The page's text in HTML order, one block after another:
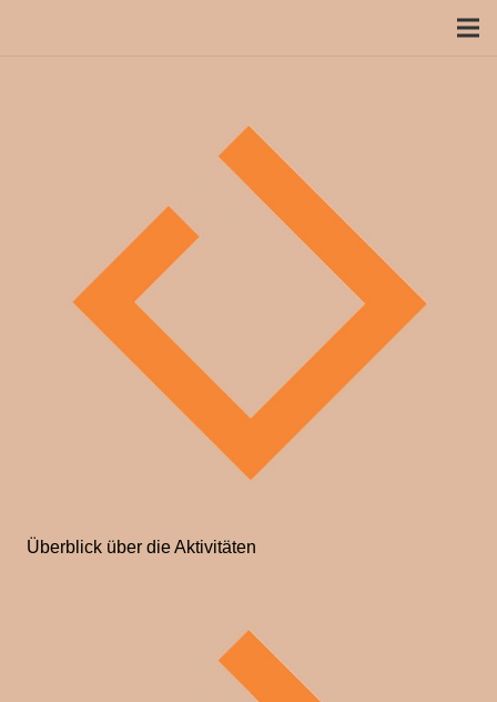
Überblick über die Aktivitäten